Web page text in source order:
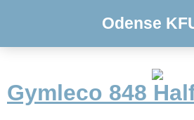
Odense
Gymleco 848